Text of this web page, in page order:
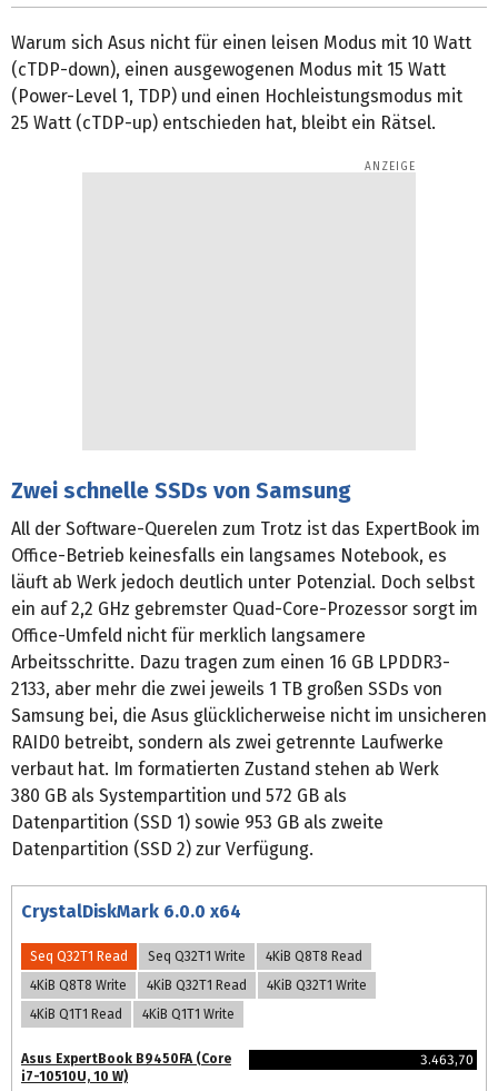
Warum sich Asus nicht für einen leisen Modus mit 10 Watt
(cTDP-down), einen ausgewogenen Modus mit 15 Watt
(Power-Level 1, TDP) und einen Hochleistungsmodus mit
25 Watt (cTDP-up) entschieden hat, bleibt ein Rätsel.
Zwei schnelle SSDs von Samsung
All der Software-Querelen zum Trotz ist das ExpertBook im
Office-Betrieb keinesfalls ein langsames Notebook, es
läuft ab Werk jedoch deutlich unter Potenzial. Doch selbst
ein auf 2,2 GHz gebremster Quad-Core-Prozessor sorgt im
Office-Umfeld nicht für merklich langsamere
Arbeitsschritte. Dazu tragen zum einen 16 GB LPDDR3-
2133, aber mehr die zwei jeweils 1 TB großen SSDs von
Samsung bei, die Asus glücklicherweise nicht im unsicheren
RAID0 betreibt, sondern als zwei getrennte Laufwerke
verbaut hat. Im formatierten Zustand stehen ab Werk
380 GB als Systempartition und 572 GB als
Datenpartition (SSD 1) sowie 953 GB als zweite
Datenpartition (SSD 2) zur Verfügung.
CrystalDiskMark 6.0.0 x64
Seq Q32T1 Read Seq Q32T1 Write
4KiB Q8T8 Read
4KiB Q8T8 Write
4KiB Q32T1 Read
4KiB Q32T1 Write
4KiB Q1T1 Read
4KiB Q1T1 Write
Asus ExpertBook B9450FA (Core
i7-10510U, 10 W)
3.463,70